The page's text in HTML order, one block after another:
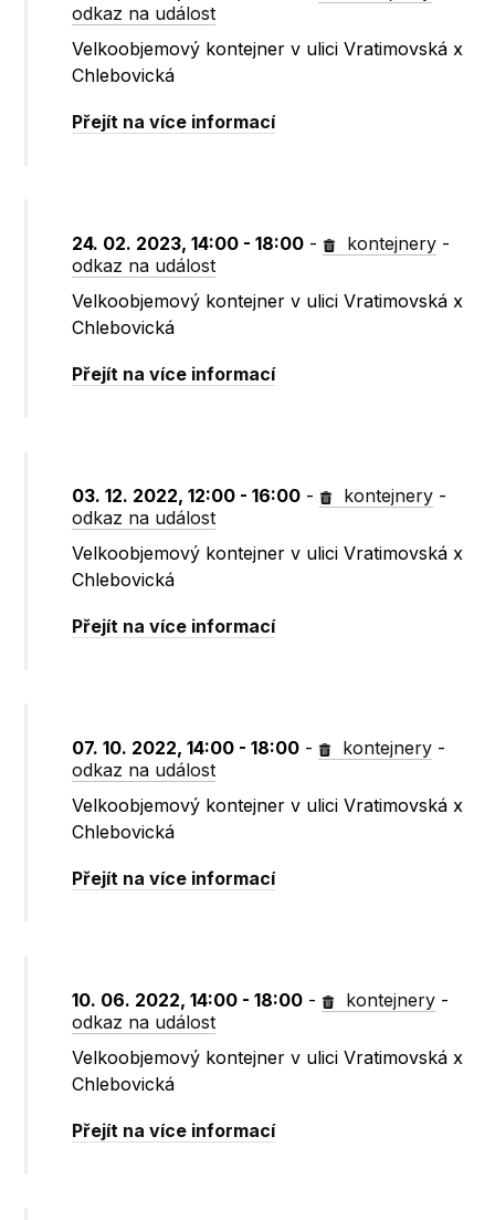
odkaz na událost
Velkoobjemový kontejner v ulici Vratimovská x
Chlebovická
Přejít na více informací
24. 02. 2023, 14:00 - 18:00 - kontejnery -
odkaz na událost
Velkoobjemový kontejner v ulici Vratimovská x
Chlebovická
Přejít na více informací
03. 12. 2022, 12:00 - 16:00 - kontejnery -
odkaz na událost
Velkoobjemový kontejner v ulici Vratimovská x
Chlebovická
Přejít na více informací
07. 10. 2022, 14:00 - 18:00 - kontejnery -
odkaz na událost
Velkoobjemový kontejner v ulici Vratimovská x
Chlebovická
Přejít na více informací
10. 06. 2022, 14:00 - 18:00 - kontejnery -
odkaz na událost
Velkoobjemový kontejner v ulici Vratimovská x
Chlebovická
Přejít na více informací